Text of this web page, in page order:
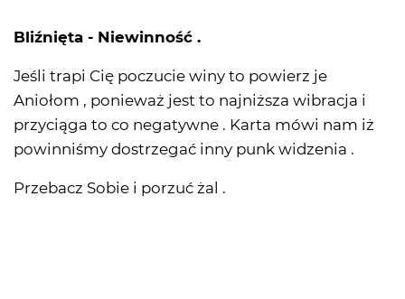
Bliźnięta - Niewinność .
Jeśli trapi Cię poczucie winy to powierz je
Aniołom , ponieważ jest to najniższa wibracja i
przyciąga to co negatywne . Karta mówi nam iż
powinniśmy dostrzegać inny punk widzenia .
Przebacz Sobie i porzuć żal .